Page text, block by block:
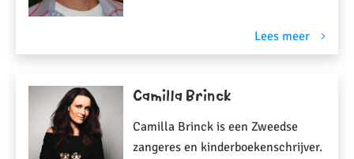
Lees meer
Camilla Brinck
Camilla Brinck is een Zweedse
zangeres en kinderboekenschrijver.